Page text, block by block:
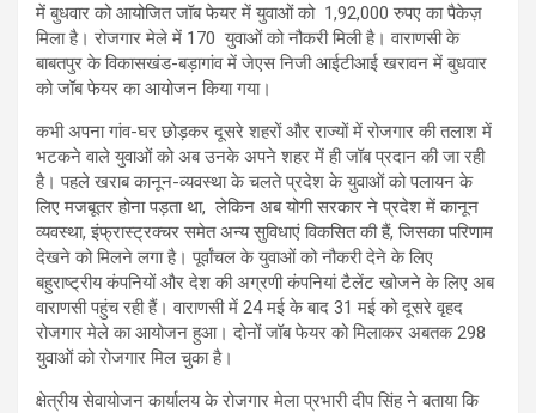
में बुधवार को आयोजित जॉब फेयर में युवाओं को 1,92,000 रुपए का पैकेज़
मिला है। रोजगार मेले में 170 युवाओं को नौकरी मिली है। वाराणसी के
बाबतपुर के विकासखंड-बड़ागांव में जेएस निजी आईटीआई खरावन में बुधवार
को जॉब फेयर का आयोजन किया गया।
कभी अपना गांव-घर छोड़कर दूसरे शहरों और राज्यों में रोजगार की तलाश में
भटकने वाले युवाओं को अब उनके अपने शहर में ही जॉब प्रदान की जा रही
है। पहले खराब कानून-व्यवस्था के चलते प्रदेश के युवाओं को पलायन के
लिए मजबूतर होना पड़ता था, लेकिन अब योगी सरकार ने प्रदेश में कानून
व्यवस्था, इंफ्रास्ट्रक्चर समेत अन्य सुविधाएं विकसित की हैं, जिसका परिणाम
देखने को मिलने लगा है। पूर्वांचल के युवाओं को नौकरी देने के लिए
बहुराष्ट्रीय कंपनियों और देश की अग्रणी कंपनियां टैलेंट खोजने के लिए अब
वाराणसी पहुंच रही हैं। वाराणसी में 24 मई के बाद 31 मई को दूसरे वृहद
रोजगार मेले का आयोजन हुआ। दोनों जॉब फेयर को मिलाकर अबतक 298
युवाओं को रोजगार मिल चुका है।
क्षेत्रीय सेवायोजन कार्यालय के रोजगार मेला प्रभारी दीप सिंह ने बताया कि